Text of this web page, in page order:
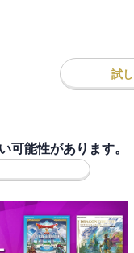
試
可能性があります。